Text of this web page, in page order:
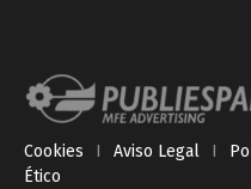
Cookies I Aviso Legal I
Ético